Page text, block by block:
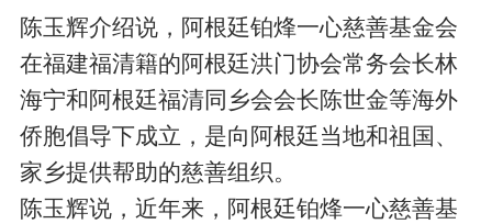
陈玉辉介绍说，阿根廷铂烽一心慈善基金会
在福建福清籍的阿根廷洪门协会常务会长林
海宁和阿根廷福清同乡会会长陈世金等海外
侨胞倡导下成立，是向阿根廷当地和祖国、
家乡提供帮助的慈善组织。
陈玉辉说，近年来，阿根廷铂烽一心慈善基